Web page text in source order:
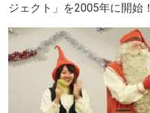
ジェクト」を2005年に開始！